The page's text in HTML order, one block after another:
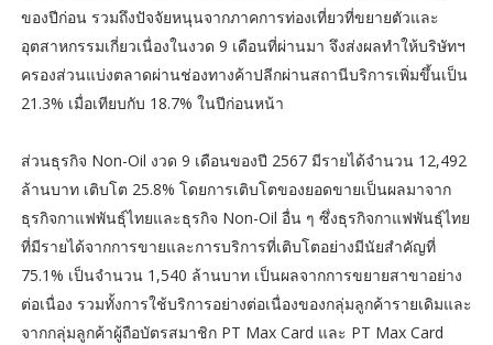
ของปีก่อน รวมถึงปัจจัยหนุนจากภาคการท่องเที่ยวที่ขยายตัวและ
อุตสาหกรรมเกี่ยวเนื่องในงวด 9 เดือนที่ผ่านมา จึงส่งผลทำให้บริษัทฯ
ครองส่วนแบ่งตลาดผ่านช่องทางค้าปลีกผ่านสถานีบริการเพิ่มขึ้นเป็น
21.3% เมื่อเทียบกับ 18.7% ในปีก่อนหน้า
ส่วนธุรกิจ Non-Oil งวด 9 เดือนของปี 2567 มีรายได้จำนวน 12,492
ล้านบาท เติบโต 25.8% โดยการเติบโตของยอดขายเป็นผลมาจาก
ธุรกิจกาแฟพันธุ์ไทยและธุรกิจ Non-Oil อื่น ๆ ซึ่งธุรกิจกาแฟพันธุ์ไทย
ที่มีรายได้จากการขายและการบริการที่เติบโตอย่างมีนัยสำคัญที่
75.1% เป็นจำนวน 1,540 ล้านบาท เป็นผลจากการขยายสาขาอย่าง
ต่อเนื่อง รวมทั้งการใช้บริการอย่างต่อเนื่องของกลุ่มลูกค้ารายเดิมและ
จากกลุ่มลูกค้าผู้ถือบัตรสมาชิก PT Max Card และ PT Max Card